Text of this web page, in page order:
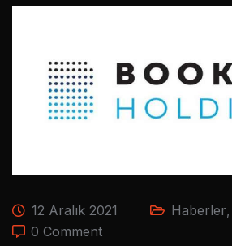
12 Aralık 2021 Haberler,
0 Comment